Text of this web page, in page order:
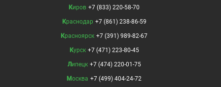
Киров +7 (833) 220-58-70
Краснодар +7 (861) 238-86-59
Красноярск +7 (391) 989-82-67
Курск +7 (471) 223-80-45
Липецк +7 (474) 220-01-75
Москва +7 (499) 404-24-72